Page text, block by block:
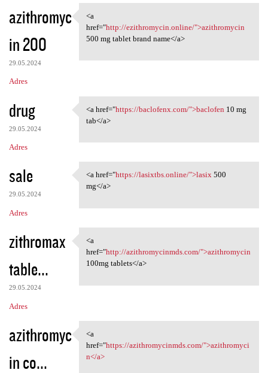
azithromyc
in 200
29.05.2024
Adres
<a href="http://ezithromycin
<a
href="http://ezithromycin.online/">azithromycin
500 mg tablet brand name</a>
drug
29.05.2024
Adres
<a href="https://baclofenx
<a href="https://baclofenx.com/">baclofen 10 mg
tab</a>
sale
29.05.2024
Adres
<a href="https://lasixtbs
<a href="https://lasixtbs.online/">lasix500
mg</a>
zithromax
table...
29.05.2024
Adres
<a href="http:/
<a
href="http://azithromycinmds.com/">azithromycin
100mg tablets</a>
azithromyc
in co...
<a href="https:/
<a
href="https://azithromycinmds.com/">azithromyci
n</a>